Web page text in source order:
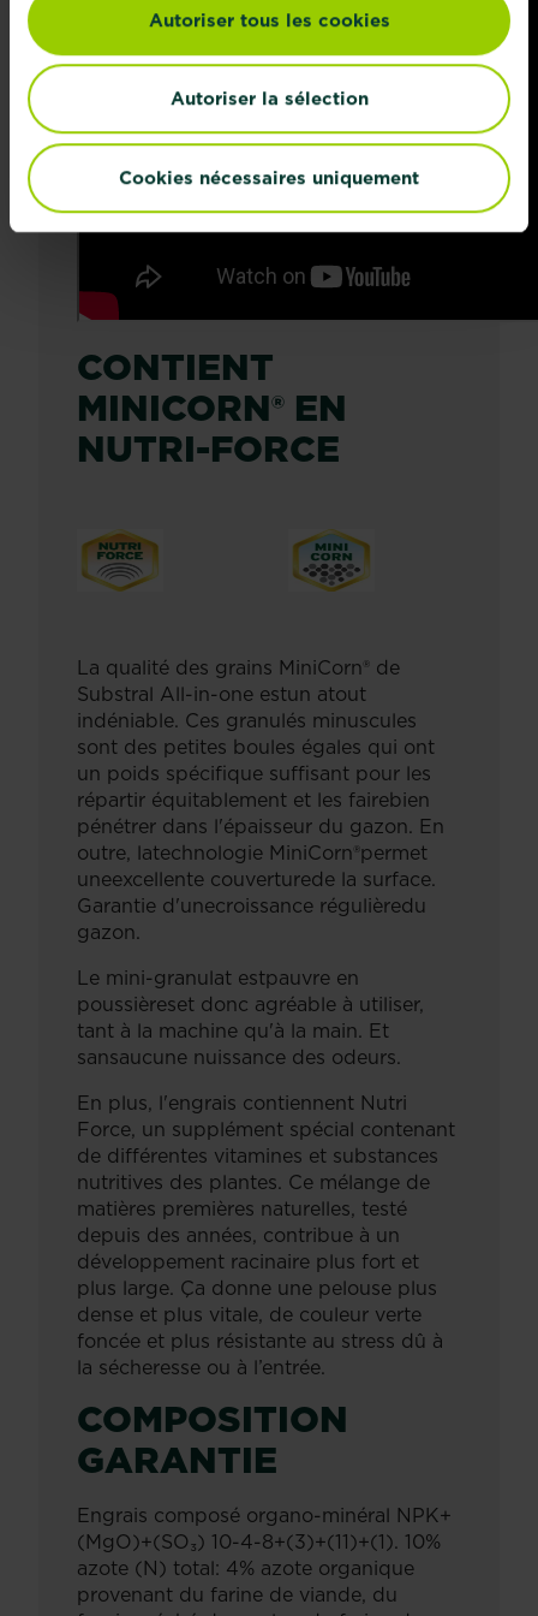
Autoriser tous les cookies
Autoriser la sélection
Cookies nécessaires uniquement
CONTIENT
MINICORN® EN
NUTRI-FORCE
La qualité des grains MiniCorn® de
Substral All-in-one estun atout
indéniable. Ces granulés minuscules
sont des petites boules égales qui ont
un poids spécifique suffisant pour les
répartir équitablement et les fairebien
pénétrer dans l'épaisseur du gazon. En
outre, latechnologie MiniCorn®permet
uneexcellente couverturede la surface.
Garantie d'unecroissance régulièredu
gazon.
Le mini-granulat estpauvre en
poussièreset donc agréable à utiliser,
tant à la machine qu'à la main. Et
sansaucune nuissance des odeurs.
En plus, l'engrais contiennent Nutri
Force, un supplément spécial contenant
de différentes vitamines et substances
nutritives des plantes. Ce mélange de
matières premières naturelles, testé
depuis des années, contribue à un
développement racinaire plus fort et
plus large. Ça donne une pelouse plus
dense et plus vitale, de couleur verte
foncée et plus résistante au stress dû à
la sécheresse ou à l’entrée.
COMPOSITION
GARANTIE
Engrais composé organo-minéral NPK+
(MgO)+(SO₃) 10-4-8+(3)+(11)+(1). 10%
azote (N) total: 4% azote organique
provenant du farine de viande, du